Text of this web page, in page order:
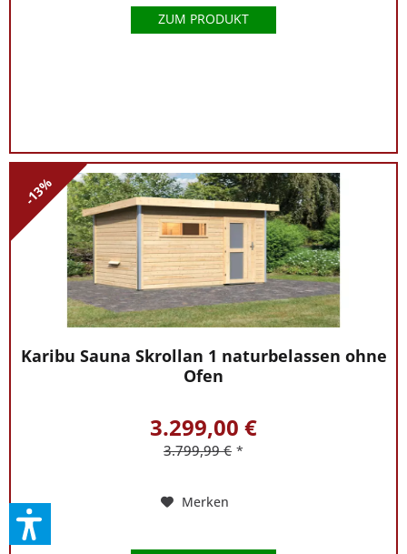
ZUM PRODUKT
-13%
Karibu Sauna Skrollan 1 naturbelassen ohne
Ofen
3.299,00 €
3.799,99 € *
Merken